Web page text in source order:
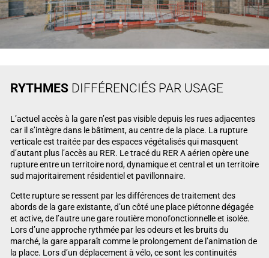
RYTHMES DIFFÉRENCIÉS PAR USAGE
L’actuel accès à la gare n’est pas visible depuis les rues adjacentes
car il s’intègre dans le bâtiment, au centre de la place. La rupture
verticale est traitée par des espaces végétalisés qui masquent
d’autant plus l’accès au RER. Le tracé du RER A aérien opère une
rupture entre un territoire nord, dynamique et central et un territoire
sud majoritairement résidentiel et pavillonnaire.
Cette rupture se ressent par les différences de traitement des
abords de la gare existante, d’un côté une place piétonne dégagée
et active, de l’autre une gare routière monofonctionnelle et isolée.
Lors d’une approche rythmée par les odeurs et les bruits du
marché, la gare apparaît comme le prolongement de l’animation de
la place. Lors d’un déplacement à vélo, ce sont les continuités